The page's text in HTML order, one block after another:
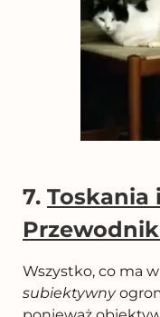
7. Toskania
Wszystko, co ma
subiektywny